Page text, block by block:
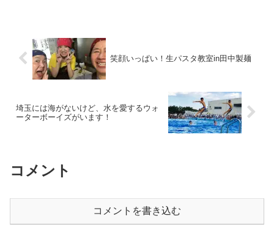
笑顔いっぱい！生パスタ教室in田中製麺
埼玉には海がないけど、水を愛するウォ
ーターボーイズがいます！
コメント
コメントを書き込む